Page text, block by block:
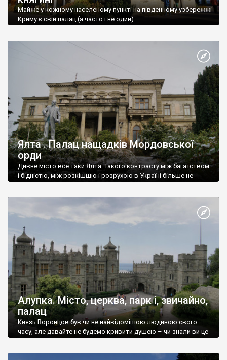
Майже у кожному населеному пункті на південному узбережжі
Криму є свій палац (а часто і не один).
Ялта . Палац нащадків Мордовської
орди
Дивне місто все таки Ялта. Такого контрасту між багатством
і бідністю, між розкішшю і розрухою в Україні більше не
Алупка. Місто, церква, парк і, звичайно,
палац
Князь Воронцов був чи не найвідомішою людиною свого
часу, але давайте не будемо кривити душею – чи знали ви це